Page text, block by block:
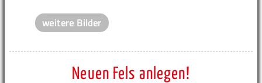
weitere Bilder
Neuen Fels anlegen!